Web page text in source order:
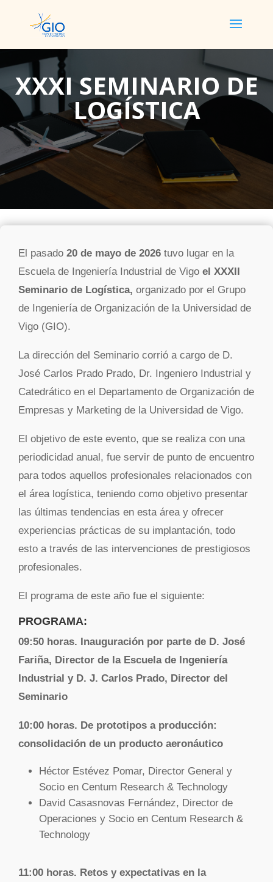
XXXI SEMINARIO DE
LOGÍSTICA
El pasado 20 de mayo de 2026 tuvo lugar en la
Escuela de Ingeniería Industrial de Vigo el XXXII
Seminario de Logística, organizado por el Grupo
de Ingeniería de Organización de la Universidad de
Vigo (GIO).
La dirección del Seminario corrió a cargo de D.
José Carlos Prado Prado, Dr. Ingeniero Industrial y
Catedrático en el Departamento de Organización de
Empresas y Marketing de la Universidad de Vigo.
El objetivo de este evento, que se realiza con una
periodicidad anual, fue servir de punto de encuentro
para todos aquellos profesionales relacionados con
el área logística, teniendo como objetivo presentar
las últimas tendencias en esta área y ofrecer
experiencias prácticas de su implantación, todo
esto a través de las intervenciones de prestigiosos
profesionales.
El programa de este año fue el siguiente:
PROGRAMA:
09:50 horas. Inauguración por parte de D. José
Fariña, Director de la Escuela de Ingeniería
Industrial y D. J. Carlos Prado, Director del
Seminario
10:00 horas. De prototipos a producción:
consolidación de un producto aeronáutico
Héctor Estévez Pomar, Director General y
Socio en Centum Research & Technology
David Casasnovas Fernández, Director de
Operaciones y Socio en Centum Research &
Technology
11:00 horas. Retos y expectativas en la